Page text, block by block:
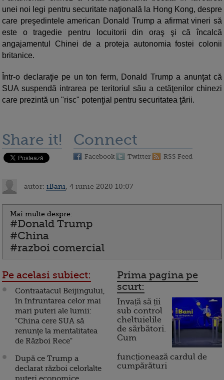
unei noi legi pentru securitate naţională la Hong Kong, despre
care preşedintele american Donald Trump a afirmat vineri să
este o tragedie pentru locuitorii din oraş şi că încalcă
angajamentul Chinei de a proteja autonomia fostei colonii
britanice.
Într-o declaraţie pe un ton ferm, Donald Trump a anunţat că
SUA suspendă intrarea pe teritoriul său a cetăţenilor chinezi
care prezintă un "risc" potenţial pentru securitatea ţării.
Share it! Connect
Facebook Twitter RSS Feed
autor: iBani , 4 iunie 2020 10:07
Mai multe despre:
#Donald Trump
#China
#razboi comercial
Pe acelasi subiect:
Contraatacul Beijingului,
în înfruntarea celor mai
mari puteri ale lumii:
"China cere SUA să
renunţe la mentalitatea
de Război Rece"
După ce Trump a
declarat război celorlalte
Prima pagina pe
scurt:
Invață să ții
sub control
cheltuielile
de sărbători.
Cum
funcționează cardul de
cumpărături